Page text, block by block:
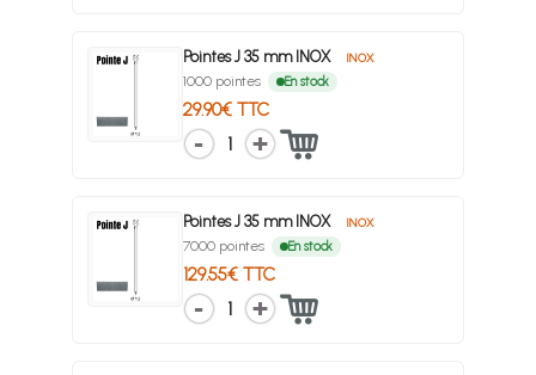
Pointes J 35 mm INOX INOX
1000 pointes En stock
29.90€ TTC
1
Pointes J 35 mm INOX INOX
7000 pointes En stock
129.55€ TTC
1